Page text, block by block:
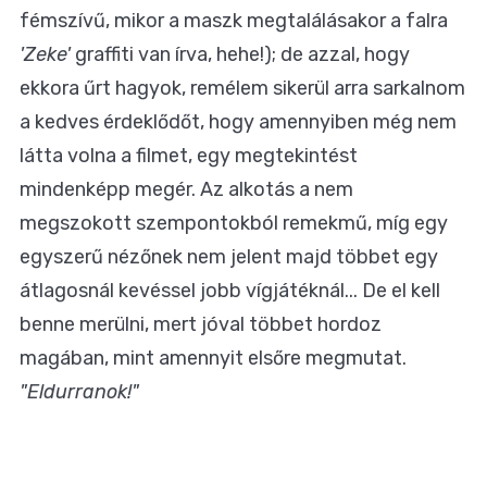
fémszívű, mikor a maszk megtalálásakor a falra
'Zeke'graffiti van írva, hehe!); de azzal, hogy
ekkora űrt hagyok, remélem sikerül arra sarkalnom
a kedves érdeklődőt, hogy amennyiben még nem
látta volna a filmet, egy megtekintést
mindenképp megér. Az alkotás a nem
megszokott szempontokból remekmű, míg egy
egyszerű nézőnek nem jelent majd többet egy
átlagosnál kevéssel jobb vígjátéknál... De el kell
benne merülni, mert jóval többet hordoz
magában, mint amennyit elsőre megmutat.
"Eldurranok!"